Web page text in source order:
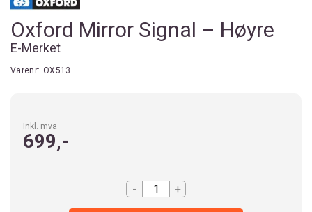
Oxford Mirror Signal – Høyre
E-Merket
Varenr: OX513
Inkl. mva
699,-
- +